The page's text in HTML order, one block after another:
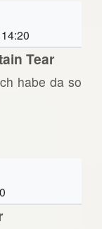
Tear
habe da so